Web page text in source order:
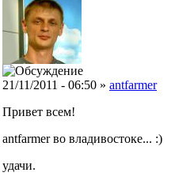
21/11/2011 - 06:50 » antfarmer
Привет всем!
antfarmer во владивостоке... :)
удачи.